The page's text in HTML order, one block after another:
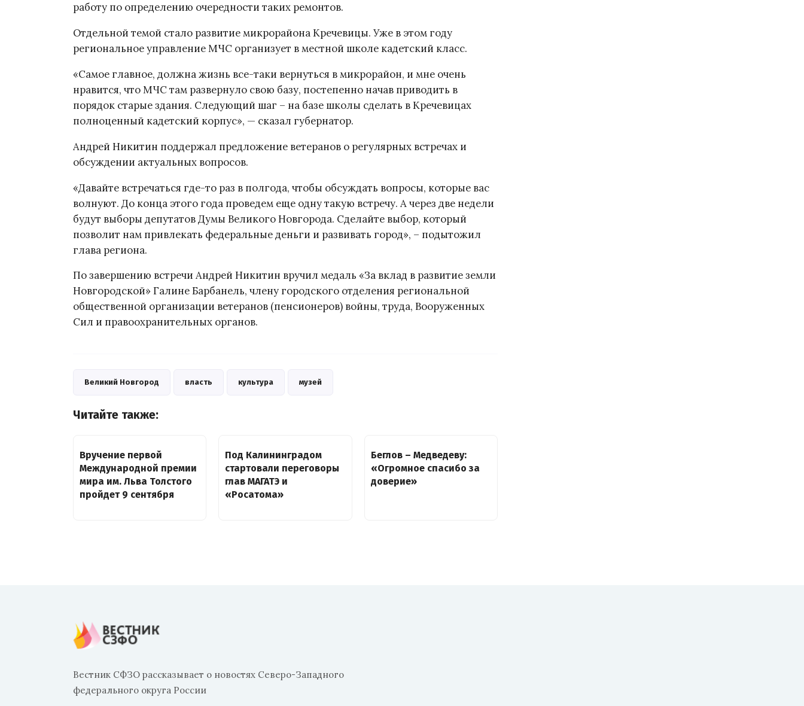
работу по определению очередности таких ремонтов.
Отдельной темой стало развитие микрорайона Кречевицы. Уже в этом году
региональное управление МЧС организует в местной школе кадетский класс.
«Самое главное, должна жизнь все-таки вернуться в микрорайон, и мне очень
нравится, что МЧС там развернуло свою базу, постепенно начав приводить в
порядок старые здания. Следующий шаг – на базе школы сделать в Кречевицах
полноценный кадетский корпус», — сказал губернатор.
Андрей Никитин поддержал предложение ветеранов о регулярных встречах и
обсуждении актуальных вопросов.
«Давайте встречаться где-то раз в полгода, чтобы обсуждать вопросы, которые вас
волнуют. До конца этого года проведем еще одну такую встречу. А через две недели
будут выборы депутатов Думы Великого Новгорода. Сделайте выбор, который
позволит нам привлекать федеральные деньги и развивать город», – подытожил
глава региона.
По завершению встречи Андрей Никитин вручил медаль «За вклад в развитие земли
Новгородской» Галине Барбанель, члену городского отделения региональной
общественной организации ветеранов (пенсионеров) войны, труда, Вооруженных
Сил и правоохранительных органов.
Великий Новгород власть культура музей
Читайте также:
Вручение первой
Международной премии
мира им. Льва Толстого
пройдет 9 сентября
Под Калининградом
стартовали переговоры
глав МАГАТЭ и
«Росатома»
Беглов – Медведеву:
«Огромное спасибо за
доверие»
Вестник СФЗО рассказывает о новостях Северо-Западного
федерального округа России